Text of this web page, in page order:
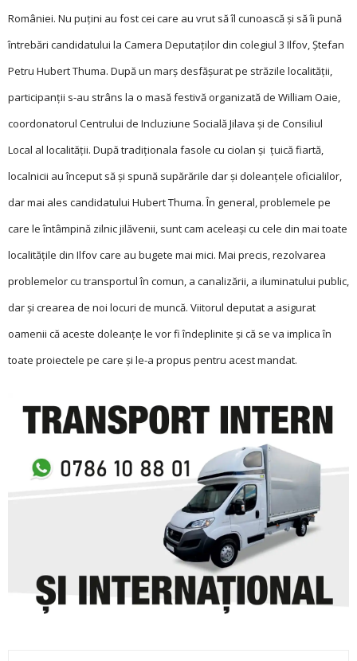
României. Nu puțini au fost cei care au vrut să îl cunoască și să îi pună
întrebări candidatului la Camera Deputaților din colegiul 3 Ilfov, Ștefan
Petru Hubert Thuma. După un marș desfășurat pe străzile localității,
participanții s-au strâns la o masă festivă organizată de William Oaie,
coordonatorul Centrului de Incluziune Socială Jilava și de Consiliul
Local al localității. După tradiționala fasole cu ciolan și țuică fiartă,
localnicii au început să și spună supărările dar și doleanțele oficialilor,
dar mai ales candidatului Hu­bert Thuma. În general, problemele pe
care le întâmpină zilnic jilăvenii, sunt cam aceleași cu cele din mai toate
localitățile din Ilfov care au bugete mai mici. Mai precis, rezolvarea
problemelor cu transportul în comun, a canalizării, a iluminatului public,
dar și crearea de noi locuri de muncă. Viitorul deputat a asigurat
oamenii că aceste doleanțe le vor fi îndeplinite și că se va implica în
toate proiectele pe care și le-a propus pentru acest mandat.